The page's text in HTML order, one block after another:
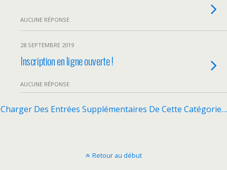
AUCUNE RÉPONSE
28 SEPTEMBRE 2019
Inscription en ligne ouverte !
AUCUNE RÉPONSE
Charger Des Entrées Supplémentaires De Cette Catégorie…
Retour au début